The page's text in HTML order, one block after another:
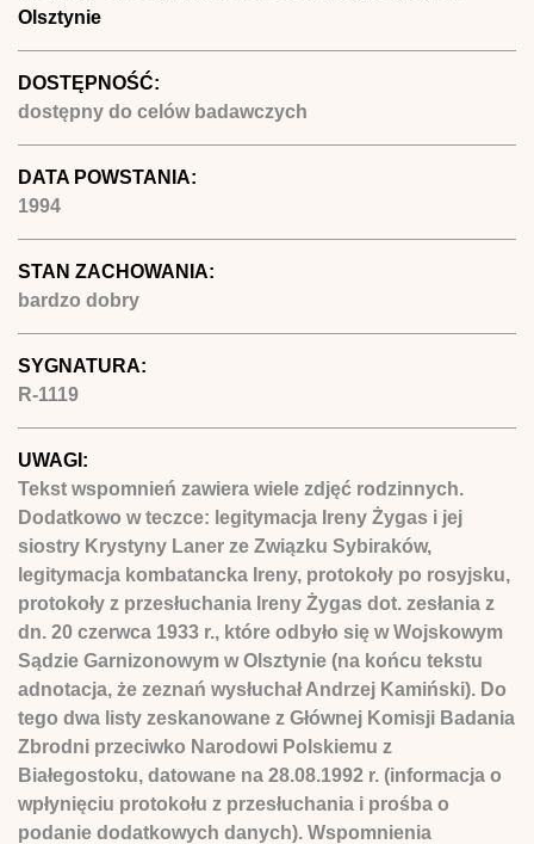
Olsztynie
DOSTĘPNOŚĆ:
dostępny do celów badawczych
DATA POWSTANIA:
1994
STAN ZACHOWANIA:
bardzo dobry
SYGNATURA:
R-1119
UWAGI:
Tekst wspomnień zawiera wiele zdjęć rodzinnych.
Dodatkowo w teczce: legitymacja Ireny Żygas i jej
siostry Krystyny Laner ze Związku Sybiraków,
legitymacja kombatancka Ireny, protokoły po rosyjsku,
protokoły z przesłuchania Ireny Żygas dot. zesłania z
dn. 20 czerwca 1933 r., które odbyło się w Wojskowym
Sądzie Garnizonowym w Olsztynie (na końcu tekstu
adnotacja, że zeznań wysłuchał Andrzej Kamiński). Do
tego dwa listy zeskanowane z Głównej Komisji Badania
Zbrodni przeciwko Narodowi Polskiemu z
Białegostoku, datowane na 28.08.1992 r. (informacja o
wpłynięciu protokołu z przesłuchania i prośba o
podanie dodatkowych danych). Wspomnienia